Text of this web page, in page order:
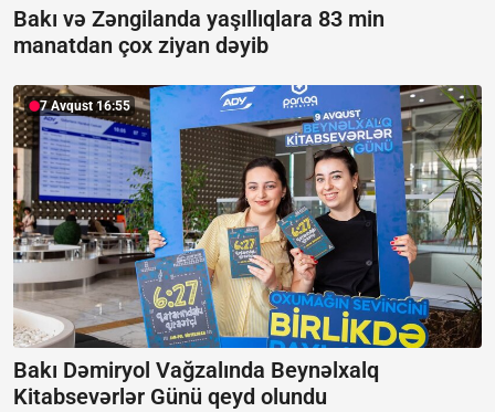
Bakı və Zəngilanda yaşıllıqlara 83 min
manatdan çox ziyan dəyib
7 Avqust 16:55
Bakı Dəmiryol Vağzalında Beynəlxalq
Kitabsevərlər Günü qeyd olundu